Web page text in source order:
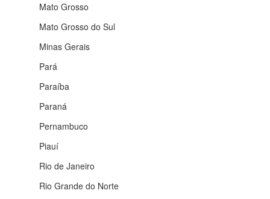
Mato Grosso
Mato Grosso do Sul
Minas Gerais
Pará
Paraíba
Paraná
Pernambuco
Piauí
Rio de Janeiro
Rio Grande do Norte